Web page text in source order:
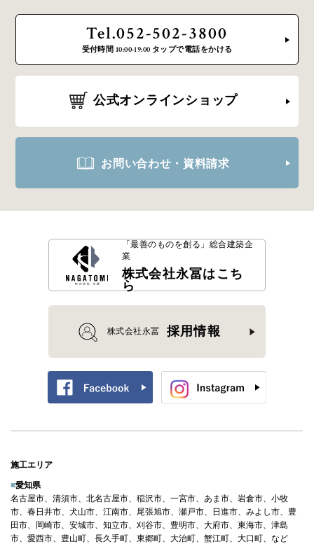
Tel.052-502-3800
受付時間 10:00-19:00 タップで電話をかける
公式オンラインショップ
お問い合わせ・資料請求
「最善のものを創る」 総合建築企
業
株式会社永冨はこち
ら
株式会社永冨 採用情報
施工エリア
■愛知県
名古屋市、清須市、北名古屋市、稲沢市、一宮市、あま市、岩倉市、小牧
市、春日井市、犬山市、江南市、尾張旭市、瀬戸市、日進市、みよし市、豊
田市、岡崎市、安城市、知立市、刈谷市、豊明市、大府市、東海市、津島
市、愛西市、豊山町、長久手町、東郷町、大治町、蟹江町、大口町、など